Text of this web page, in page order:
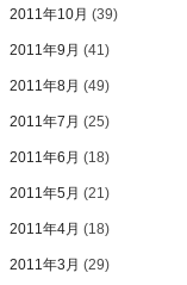
2011年10月 (39)
2011年9月 (41)
2011年8月 (49)
2011年7月 (25)
2011年6月 (18)
2011年5月 (21)
2011年4月 (18)
2011年3月 (29)